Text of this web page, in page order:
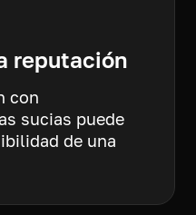
reputación
con
sucias puede
de una